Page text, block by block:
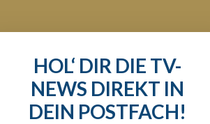
HOL‘ DIR DIE TV-
NEWS DIREKT IN
DEIN POSTFACH!